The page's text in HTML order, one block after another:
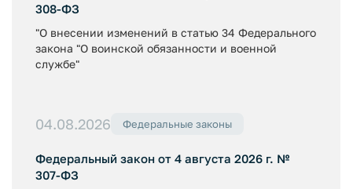
308-ФЗ
"О внесении изменений в статью 34 Федерального
закона "О воинской обязанности и военной
службе"
04.08.2026 Федеральные законы
Федеральный закон от 4 августа 2026 г. №
307-ФЗ